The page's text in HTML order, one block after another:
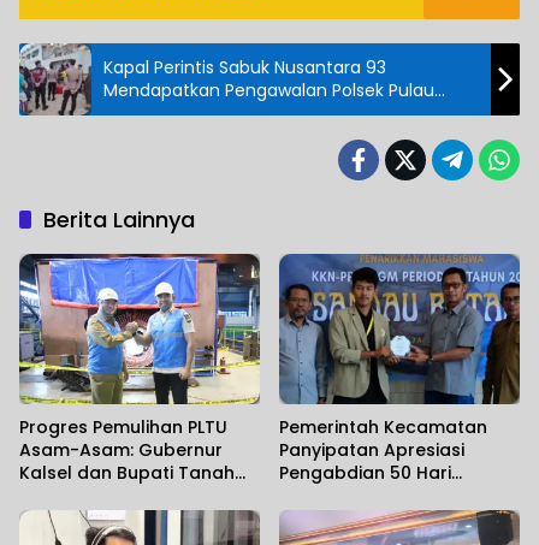
Kapal Perintis Sabuk Nusantara 93
Mendapatkan Pengawalan Polsek Pulau
Sembilan
Berita Lainnya
Progres Pemulihan PLTU
Asam-Asam: Gubernur
Kalsel dan Bupati Tanah
Infrastruktur Kelistrikan
Pemerintah Kecamatan
Panyipatan Apresiasi
Pengabdian 50 Hari